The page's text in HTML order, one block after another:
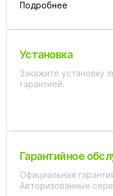
Подробнее
Установка
Закажите установку
гарантией.
Гарантийное
Официальная
Авторизованные